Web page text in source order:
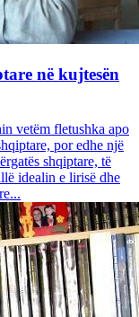
në kujtesën
vetëm fletushka apo
por edhe një
shqiptare, të
idealin e lirisë dhe